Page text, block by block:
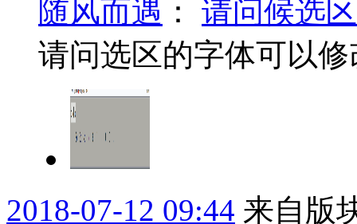
随风而遇 ： 请问候选
请问选区的字体可以
2018-07-12 09:44 来自版